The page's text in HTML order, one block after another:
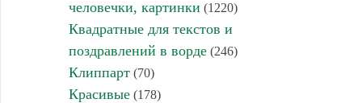
человечки, картинки (1220)
Квадратные для текстов и
поздравлений в ворде(246)
Клиппарт(70)
Красивые(178)